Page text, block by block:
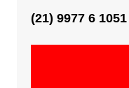
(21) 9977 6 1051